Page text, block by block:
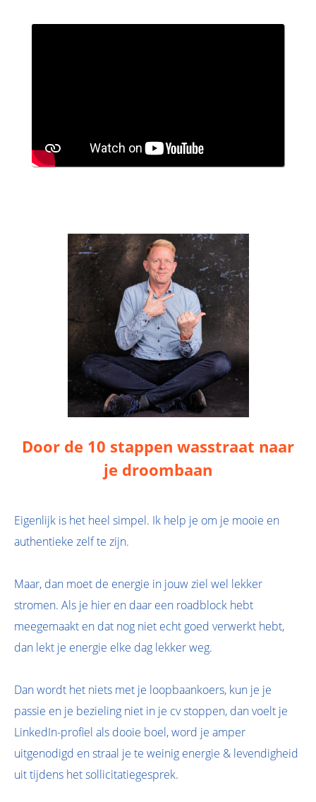
Door de 10 stappen wasstraat naar
je droombaan
Eigenlijk is het heel simpel. Ik help je om je mooie en
authentieke zelf te zijn.
Maar, dan moet de energie in jouw ziel wel lekker
stromen. Als je hier en daar een roadblock hebt
meegemaakt en dat nog niet echt goed verwerkt hebt,
dan lekt je energie elke dag lekker weg.
Dan wordt het niets met je loopbaankoers, kun je je
passie en je bezieling niet in je cv stoppen, dan voelt je
LinkedIn-profiel als dooie boel, word je amper
uitgenodigd en straal je te weinig energie & levendigheid
uit tijdens het sollicitatiegesprek.